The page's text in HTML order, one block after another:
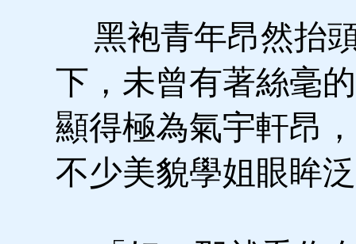
黑袍青年昂然抬
下，未曾有著絲毫
顯得極為氣宇軒昂
不少美貌學姐眼眸